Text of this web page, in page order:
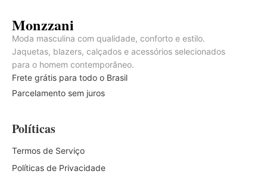
Monzzani
Moda masculina com qualidade, conforto e estilo.
Jaquetas, blazers, calçados e acessórios selecionados
para o homem contemporâneo.
Frete grátis para todo o Brasil
Parcelamento sem juros
Políticas
Termos de Serviço
Políticas de Privacidade